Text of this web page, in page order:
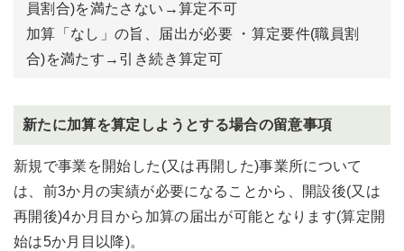
員割合)を満たさない→算定不可
加算「なし」の旨、届出が必要 ・算定要件(職員割
合)を満たす→引き続き算定可
新たに加算を算定しようとする場合の留意事項
新規で事業を開始した(又は再開した)事業所について
は、前3か月の実績が必要になることから、開設後(又は
再開後)4か月目から加算の届出が可能となります(算定開
始は5か月目以降)。